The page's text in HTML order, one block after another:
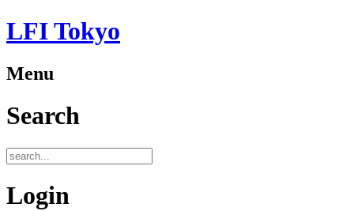
LFI Tokyo
Menu
Search
Login